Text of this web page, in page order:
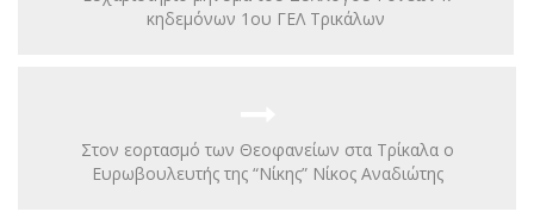
κηδεμόνων 1ου ΓΕΛ Τρικάλων
Στον εορτασμό των Θεοφανείων στα Τρίκαλα ο
Ευρωβουλευτής της “Νίκης” Νίκος Αναδιώτης